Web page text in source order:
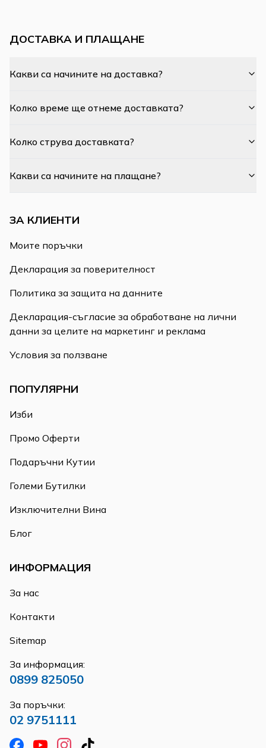
ДОСТАВКА И ПЛАЩАНЕ
Какви са начините на доставка?
Колко време ще отнеме доставката?
Колко струва доставката?
Какви са начините на плащане?
ЗА КЛИЕНТИ
Моите поръчки
Декларация за поверителност
Политика за защита на данните
Декларация-съгласие за обработване на лични
данни за целите на маркетинг и реклама
Условия за ползване
ПОПУЛЯРНИ
Изби
Промо Оферти
Подаръчни Кутии
Големи Бутилки
Изключителни Вина
Блог
ИНФОРМАЦИЯ
За нас
Контакти
Sitemap
За информация:
0899 825050
За поръчки:
02 9751111